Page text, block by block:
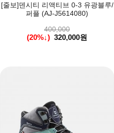
[줄보]덴시티 리액티브 0-3 유광블루/
퍼플 (AJ-J5614080)
400,000
(20%↓) 320,000원